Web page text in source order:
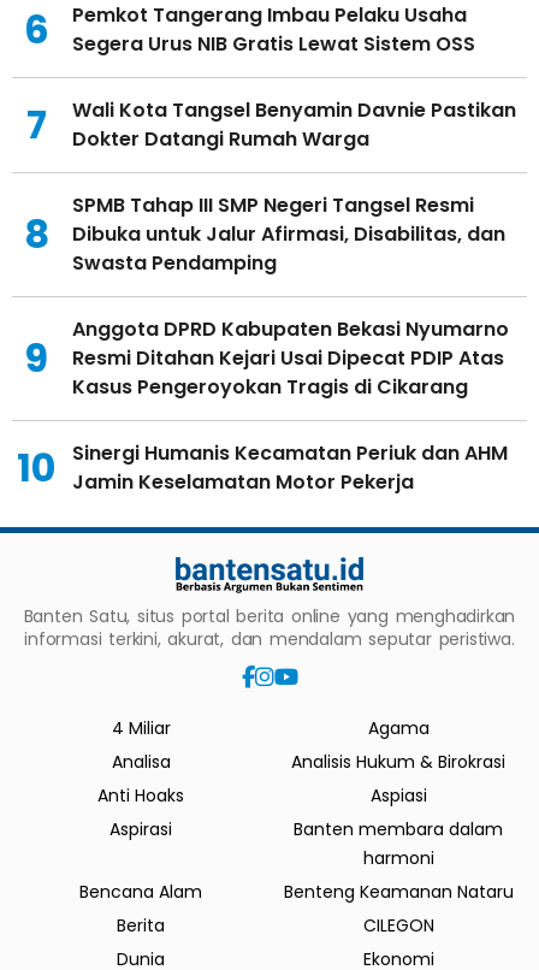
6
Pemkot Tangerang Imbau Pelaku Usaha
Segera Urus NIB Gratis Lewat Sistem OSS
7
Wali Kota Tangsel Benyamin Davnie Pastikan
Dokter Datangi Rumah Warga
8
SPMB Tahap III SMP Negeri Tangsel Resmi
Dibuka untuk Jalur Afirmasi, Disabilitas, dan
Swasta Pendamping
9
Anggota DPRD Kabupaten Bekasi Nyumarno
Resmi Ditahan Kejari Usai Dipecat PDIP Atas
Kasus Pengeroyokan Tragis di Cikarang
10
Sinergi Humanis Kecamatan Periuk dan AHM
Jamin Keselamatan Motor Pekerja
Banten Satu, situs portal berita online yang menghadirkan
informasi terkini, akurat, dan mendalam seputar peristiwa.
4 Miliar
Agama
Analisa
Analisis Hukum & Birokrasi
Anti Hoaks
Aspiasi
Aspirasi
Banten membara dalam
harmoni
Bencana Alam
Benteng Keamanan Nataru
Berita
CILEGON
Dunia
Ekonomi